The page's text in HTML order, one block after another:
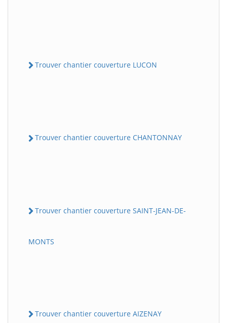
Trouver chantier couverture LUCON
Trouver chantier couverture CHANTONNAY
Trouver chantier couverture SAINT-JEAN-DE-
MONTS
Trouver chantier couverture AIZENAY